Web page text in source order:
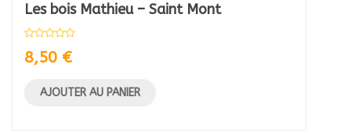
Les bois Mathieu – Saint Mont
8,50 €
AJOUTER AU PANIER